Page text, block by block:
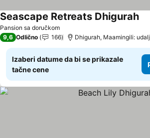
Pansion sa doručkom
Seascape Retreats Dhigurah
9,6 Odlično 166 Dhigurah, Maamingili:
Izaberi datume da bi se prikazale
tačne cene